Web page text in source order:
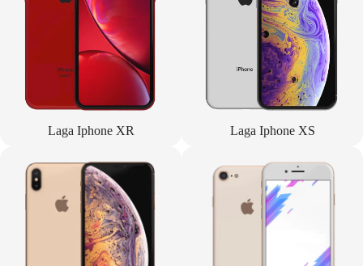
Laga Iphone XR Laga Iphone XS